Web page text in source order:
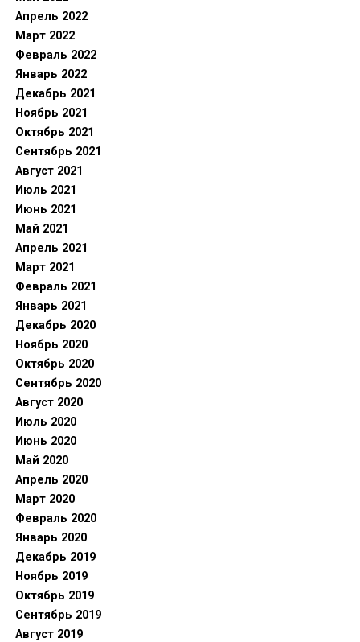
Апрель 2022
Март 2022
Февраль 2022
Январь 2022
Декабрь 2021
Ноябрь 2021
Октябрь 2021
Сентябрь 2021
Август 2021
Июль 2021
Июнь 2021
Май 2021
Апрель 2021
Март 2021
Февраль 2021
Январь 2021
Декабрь 2020
Ноябрь 2020
Октябрь 2020
Сентябрь 2020
Август 2020
Июль 2020
Июнь 2020
Май 2020
Апрель 2020
Март 2020
Февраль 2020
Январь 2020
Декабрь 2019
Ноябрь 2019
Октябрь 2019
Сентябрь 2019
Август 2019